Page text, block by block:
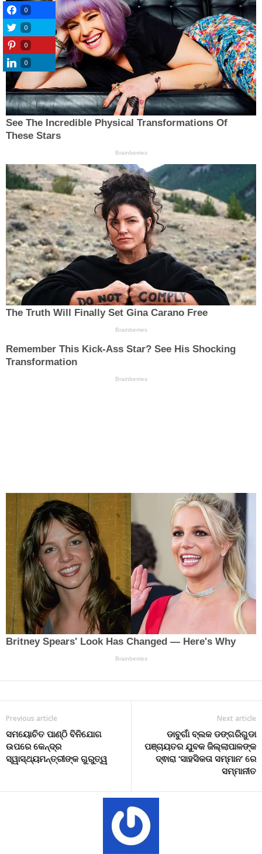
Previous article
ସମୟୋଚିତ ପାଣ୍ଠି ବିନିଯୋଗ
ଉପରେ କେନ୍ଦ୍ର
ସ୍ୱାସ୍ଥ୍ୟମନ୍ତ୍ରୀଙ୍କ ଗୁରୁତ୍ୱ
Next article
ଡାବୁଗାଁ ବ୍ଲକ ଡଙ୍ଗରିଗୁଡା
ପଞ୍ଚାୟତର ଯୁବକ ଜିଲ୍ଲାପାଳଙ୍କ
ଦ୍ଵାରା ‘ସାହସିକତା ସମ୍ମାନ’ ରେ
ସମ୍ମାନୀତ
0
0
0
0